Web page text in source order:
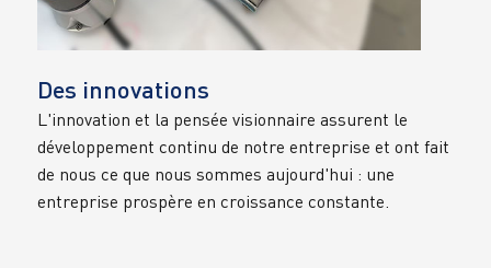
Des innovations
L'innovation et la pensée visionnaire assurent le
développement continu de notre entreprise et ont fait
de nous ce que nous sommes aujourd'hui : une
entreprise prospère en croissance constante.